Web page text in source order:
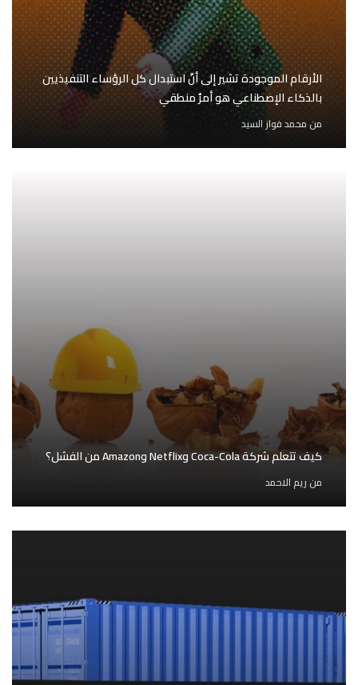
الأرقام الموجودة تشير إلى أنّ استبدال كل الرؤساء التنفيذيين
بالذكاء الإصطناعي هو أمرٌ منطقي
من محمد فواز السيد
كيف تتعلم شركة Coca-Cola وNetflix وAmazon من الفشل؟
من ريم الاحمد